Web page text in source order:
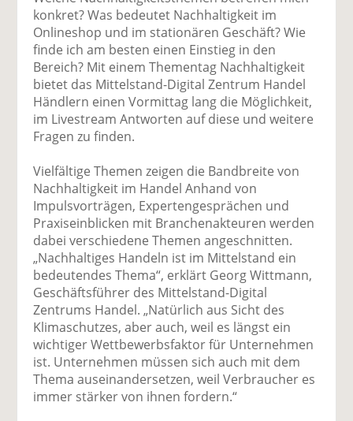
F
ac
e
b
o
o
k
e
n
tt
er
n
Li
n
k
e
di
n
te
n
m
l
v
er
se
e
e
konkret? Was bedeutet Nachhaltigkeit im
Onlineshop und im stationären Geschäft? Wie
finde ich am besten einen Einstieg in den
Bereich? Mit einem Thementag Nachhaltigkeit
bietet das Mittelstand-Digital Zentrum Handel
Händlern einen Vormittag lang die Möglichkeit,
im Livestream Antworten auf diese und weitere
Fragen zu finden.
Vielfältige Themen zeigen die Bandbreite von
Nachhaltigkeit im Handel Anhand von
Impulsvorträgen, Expertengesprächen und
Praxiseinblicken mit Branchenakteuren werden
dabei verschiedene Themen angeschnitten.
„Nachhaltiges Handeln ist im Mittelstand ein
bedeutendes Thema“, erklärt Georg Wittmann,
Geschäftsführer des Mittelstand-Digital
Zentrums Handel. „Natürlich aus Sicht des
Klimaschutzes, aber auch, weil es längst ein
wichtiger Wettbewerbsfaktor für Unternehmen
ist. Unternehmen müssen sich auch mit dem
Thema auseinandersetzen, weil Verbraucher es
immer stärker von ihnen fordern.“